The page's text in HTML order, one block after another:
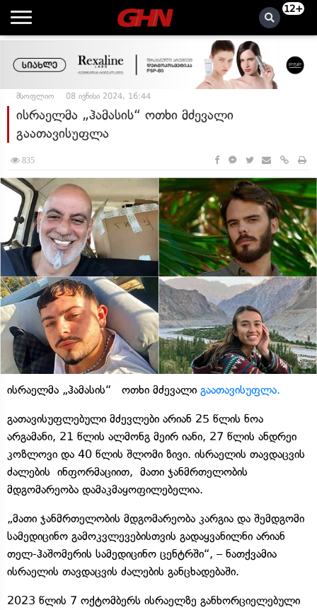
12+
მსოფლიო 08 ივნისი 2024, 16:44
ისრაელმა „ჰამასის“ ოთხი მძევალი
გაათავისუფლა
835
ისრაელმა „ჰამასის“ ოთხი მძევალი გაათავისუფლა.
გათავისუფლებული მძევლები არიან 25 წლის ნოა
არგამანი, 21 წლის ალმონგ მეირ იანი, 27 წლის ანდრეი
კოზლოვი და 40 წლის შლომი ზივი. ისრაელის თავდაცვის
ძალების ინფორმაციით, მათი ჯანმრთელობის
მდგომარეობა დამაკმაყოფილებელია.
„მათი ჯანმრთელობის მდგომარეობა კარგია და შემდგომი
სამედიცინო გამოკვლევებისთვის გადაყვანილნი არიან
თელ-ჰაშომერის სამედიცინო ცენტრში“, – ნათქვამია
ისრაელის თავდაცვის ძალების განცხადებაში.
2023 წლის 7 ოქტომბერს ისრაელზე განხორციელებული